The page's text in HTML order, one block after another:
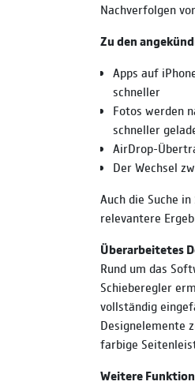
Nachverfolgen
Zu den
Apps auf
schneller
Fotos werden
schneller
AirDrop-
Der Wechsel
Auch die Suche
relevantere
Überarbeitetes
Rund um das
Schieberegler
vollständig
Designelemente
farbige
Weitere